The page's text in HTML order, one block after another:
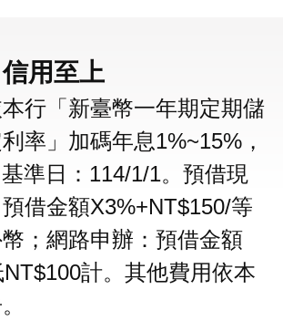
用至上
行「新臺幣一年期定期儲
率」加碼年息1%~15%，
基準日：114/1/1。預借現
借金額X3%+NT$150/等
；網路申辦：預借金額
計。其他費用依本